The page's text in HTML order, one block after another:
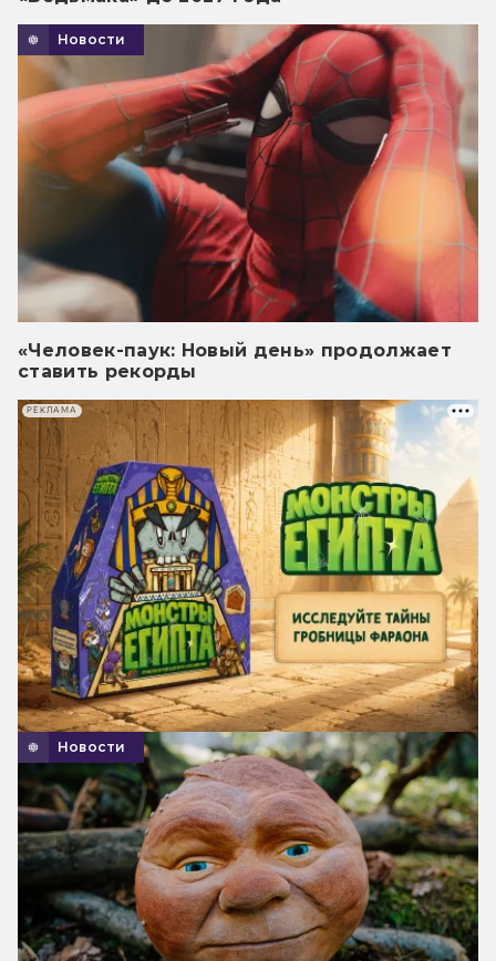
Новости
«Человек-паук: Новый день» продолжает
ставить рекорды
Новости
РЕКЛАМА